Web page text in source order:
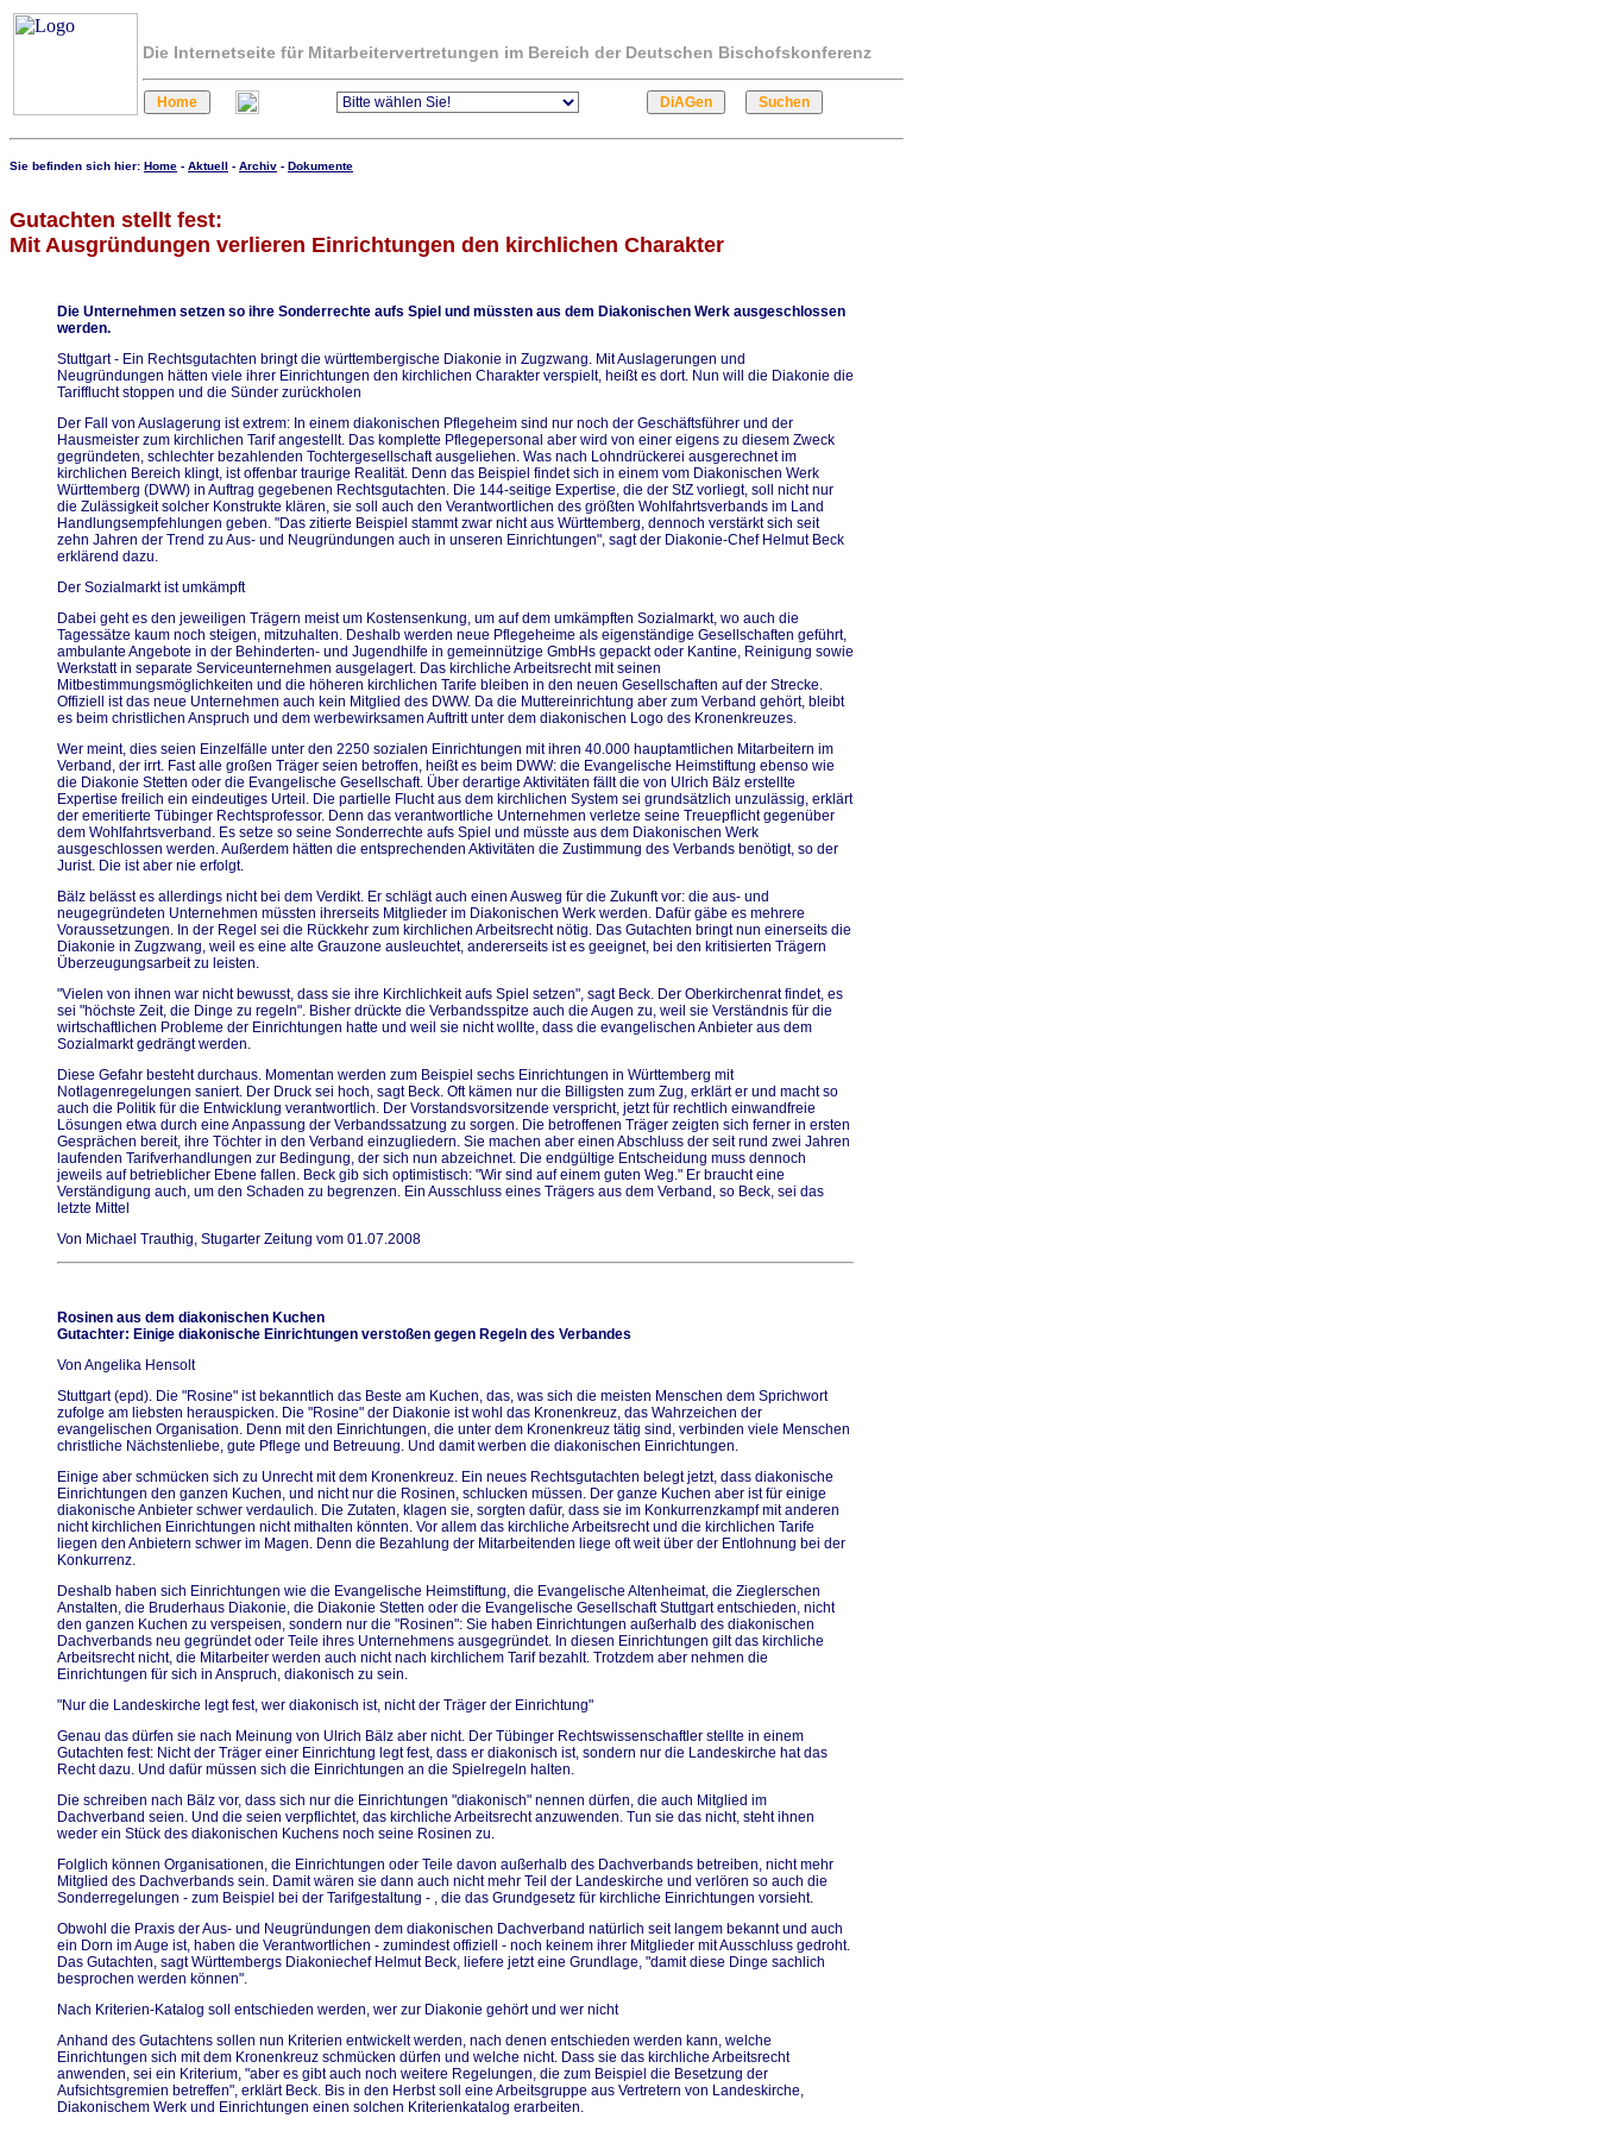
Die Internetseite für Mitarbeitervertretungen im Bereich der Deutschen Bischofskonferenz
Sie befinden sich hier: Home - Aktuell - Archiv - Dokumente
Gutachten stellt fest:
Mit Ausgründungen verlieren Einrichtungen den kirchlichen Charakter
Die Unternehmen setzen so ihre Sonderrechte aufs Spiel und müssten aus dem Diakonischen Werk ausgeschlossen
werden.
Stuttgart - Ein Rechtsgutachten bringt die württembergische Diakonie in Zugzwang. Mit Auslagerungen und
Neugründungen hätten viele ihrer Einrichtungen den kirchlichen Charakter verspielt, heißt es dort. Nun will die Diakonie die
Tarifflucht stoppen und die Sünder zurückholen
Der Fall von Auslagerung ist extrem: In einem diakonischen Pflegeheim sind nur noch der Geschäftsführer und der
Hausmeister zum kirchlichen Tarif angestellt. Das komplette Pflegepersonal aber wird von einer eigens zu diesem Zweck
gegründeten, schlechter bezahlenden Tochtergesellschaft ausgeliehen. Was nach Lohndrückerei ausgerechnet im
kirchlichen Bereich klingt, ist offenbar traurige Realität. Denn das Beispiel findet sich in einem vom Diakonischen Werk
Württemberg (DWW) in Auftrag gegebenen Rechtsgutachten. Die 144-seitige Expertise, die der StZ vorliegt, soll nicht nur
die Zulässigkeit solcher Konstrukte klären, sie soll auch den Verantwortlichen des größten Wohlfahrtsverbands im Land
Handlungsempfehlungen geben. "Das zitierte Beispiel stammt zwar nicht aus Württemberg, dennoch verstärkt sich seit
zehn Jahren der Trend zu Aus- und Neugründungen auch in unseren Einrichtungen", sagt der Diakonie-Chef Helmut Beck
erklärend dazu.
Der Sozialmarkt ist umkämpft
Dabei geht es den jeweiligen Trägern meist um Kostensenkung, um auf dem umkämpften Sozialmarkt, wo auch die
Tagessätze kaum noch steigen, mitzuhalten. Deshalb werden neue Pflegeheime als eigenständige Gesellschaften geführt,
ambulante Angebote in der Behinderten- und Jugendhilfe in gemeinnützige GmbHs gepackt oder Kantine, Reinigung sowie
Werkstatt in separate Serviceunternehmen ausgelagert. Das kirchliche Arbeitsrecht mit seinen
Mitbestimmungsmöglichkeiten und die höheren kirchlichen Tarife bleiben in den neuen Gesellschaften auf der Strecke.
Offiziell ist das neue Unternehmen auch kein Mitglied des DWW. Da die Muttereinrichtung aber zum Verband gehört, bleibt
es beim christlichen Anspruch und dem werbewirksamen Auftritt unter dem diakonischen Logo des Kronenkreuzes.
Wer meint, dies seien Einzelfälle unter den 2250 sozialen Einrichtungen mit ihren 40.000 hauptamtlichen Mitarbeitern im
Verband, der irrt. Fast alle großen Träger seien betroffen, heißt es beim DWW: die Evangelische Heimstiftung ebenso wie
die Diakonie Stetten oder die Evangelische Gesellschaft. Über derartige Aktivitäten fällt die von Ulrich Bälz erstellte
Expertise freilich ein eindeutiges Urteil. Die partielle Flucht aus dem kirchlichen System sei grundsätzlich unzulässig, erklärt
der emeritierte Tübinger Rechtsprofessor. Denn das verantwortliche Unternehmen verletze seine Treuepflicht gegenüber
dem Wohlfahrtsverband. Es setze so seine Sonderrechte aufs Spiel und müsste aus dem Diakonischen Werk
ausgeschlossen werden. Außerdem hätten die entsprechenden Aktivitäten die Zustimmung des Verbands benötigt, so der
Jurist. Die ist aber nie erfolgt.
Bälz belässt es allerdings nicht bei dem Verdikt. Er schlägt auch einen Ausweg für die Zukunft vor: die aus- und
neugegründeten Unternehmen müssten ihrerseits Mitglieder im Diakonischen Werk werden. Dafür gäbe es mehrere
Voraussetzungen. In der Regel sei die Rückkehr zum kirchlichen Arbeitsrecht nötig. Das Gutachten bringt nun einerseits die
Diakonie in Zugzwang, weil es eine alte Grauzone ausleuchtet, andererseits ist es geeignet, bei den kritisierten Trägern
Überzeugungsarbeit zu leisten.
"Vielen von ihnen war nicht bewusst, dass sie ihre Kirchlichkeit aufs Spiel setzen", sagt Beck. Der Oberkirchenrat findet, es
sei "höchste Zeit, die Dinge zu regeln". Bisher drückte die Verbandsspitze auch die Augen zu, weil sie Verständnis für die
wirtschaftlichen Probleme der Einrichtungen hatte und weil sie nicht wollte, dass die evangelischen Anbieter aus dem
Sozialmarkt gedrängt werden.
Diese Gefahr besteht durchaus. Momentan werden zum Beispiel sechs Einrichtungen in Württemberg mit
Notlagenregelungen saniert. Der Druck sei hoch, sagt Beck. Oft kämen nur die Billigsten zum Zug, erklärt er und macht so
auch die Politik für die Entwicklung verantwortlich. Der Vorstandsvorsitzende verspricht, jetzt für rechtlich einwandfreie
Lösungen etwa durch eine Anpassung der Verbandssatzung zu sorgen. Die betroffenen Träger zeigten sich ferner in ersten
Gesprächen bereit, ihre Töchter in den Verband einzugliedern. Sie machen aber einen Abschluss der seit rund zwei Jahren
laufenden Tarifverhandlungen zur Bedingung, der sich nun abzeichnet. Die endgültige Entscheidung muss dennoch
jeweils auf betrieblicher Ebene fallen. Beck gib sich optimistisch: "Wir sind auf einem guten Weg." Er braucht eine
Verständigung auch, um den Schaden zu begrenzen. Ein Ausschluss eines Trägers aus dem Verband, so Beck, sei das
letzte Mittel
Von Michael Trauthig, Stugarter Zeitung vom 01.07.2008
Rosinen aus dem diakonischen Kuchen
Gutachter: Einige diakonische Einrichtungen verstoßen gegen Regeln des Verbandes
Von Angelika Hensolt
Stuttgart (epd). Die "Rosine" ist bekanntlich das Beste am Kuchen, das, was sich die meisten Menschen dem Sprichwort
zufolge am liebsten herauspicken. Die "Rosine" der Diakonie ist wohl das Kronenkreuz, das Wahrzeichen der
evangelischen Organisation. Denn mit den Einrichtungen, die unter dem Kronenkreuz tätig sind, verbinden viele Menschen
christliche Nächstenliebe, gute Pflege und Betreuung. Und damit werben die diakonischen Einrichtungen.
Einige aber schmücken sich zu Unrecht mit dem Kronenkreuz. Ein neues Rechtsgutachten belegt jetzt, dass diakonische
Einrichtungen den ganzen Kuchen, und nicht nur die Rosinen, schlucken müssen. Der ganze Kuchen aber ist für einige
diakonische Anbieter schwer verdaulich. Die Zutaten, klagen sie, sorgten dafür, dass sie im Konkurrenzkampf mit anderen
nicht kirchlichen Einrichtungen nicht mithalten könnten. Vor allem das kirchliche Arbeitsrecht und die kirchlichen Tarife
liegen den Anbietern schwer im Magen. Denn die Bezahlung der Mitarbeitenden liege oft weit über der Entlohnung bei der
Konkurrenz.
Deshalb haben sich Einrichtungen wie die Evangelische Heimstiftung, die Evangelische Altenheimat, die Zieglerschen
Anstalten, die Bruderhaus Diakonie, die Diakonie Stetten oder die Evangelische Gesellschaft Stuttgart entschieden, nicht
den ganzen Kuchen zu verspeisen, sondern nur die "Rosinen": Sie haben Einrichtungen außerhalb des diakonischen
Dachverbands neu gegründet oder Teile ihres Unternehmens ausgegründet. In diesen Einrichtungen gilt das kirchliche
Arbeitsrecht nicht, die Mitarbeiter werden auch nicht nach kirchlichem Tarif bezahlt. Trotzdem aber nehmen die
Einrichtungen für sich in Anspruch, diakonisch zu sein.
"Nur die Landeskirche legt fest, wer diakonisch ist, nicht der Träger der Einrichtung"
Genau das dürfen sie nach Meinung von Ulrich Bälz aber nicht. Der Tübinger Rechtswissenschaftler stellte in einem
Gutachten fest: Nicht der Träger einer Einrichtung legt fest, dass er diakonisch ist, sondern nur die Landeskirche hat das
Recht dazu. Und dafür müssen sich die Einrichtungen an die Spielregeln halten.
Die schreiben nach Bälz vor, dass sich nur die Einrichtungen "diakonisch" nennen dürfen, die auch Mitglied im
Dachverband seien. Und die seien verpflichtet, das kirchliche Arbeitsrecht anzuwenden. Tun sie das nicht, steht ihnen
weder ein Stück des diakonischen Kuchens noch seine Rosinen zu.
Folglich können Organisationen, die Einrichtungen oder Teile davon außerhalb des Dachverbands betreiben, nicht mehr
Mitglied des Dachverbands sein. Damit wären sie dann auch nicht mehr Teil der Landeskirche und verlören so auch die
Sonderregelungen - zum Beispiel bei der Tarifgestaltung - , die das Grundgesetz für kirchliche Einrichtungen vorsieht.
Obwohl die Praxis der Aus- und Neugründungen dem diakonischen Dachverband natürlich seit langem bekannt und auch
ein Dorn im Auge ist, haben die Verantwortlichen - zumindest offiziell - noch keinem ihrer Mitglieder mit Ausschluss gedroht.
Das Gutachten, sagt Württembergs Diakoniechef Helmut Beck, liefere jetzt eine Grundlage, "damit diese Dinge sachlich
besprochen werden können".
Nach Kriterien-Katalog soll entschieden werden, wer zur Diakonie gehört und wer nicht
Anhand des Gutachtens sollen nun Kriterien entwickelt werden, nach denen entschieden werden kann, welche
Einrichtungen sich mit dem Kronenkreuz schmücken dürfen und welche nicht. Dass sie das kirchliche Arbeitsrecht
anwenden, sei ein Kriterium, "aber es gibt auch noch weitere Regelungen, die zum Beispiel die Besetzung der
Aufsichtsgremien betreffen", erklärt Beck. Bis in den Herbst soll eine Arbeitsgruppe aus Vertretern von Landeskirche,
Diakonischem Werk und Einrichtungen einen solchen Kriterienkatalog erarbeiten.